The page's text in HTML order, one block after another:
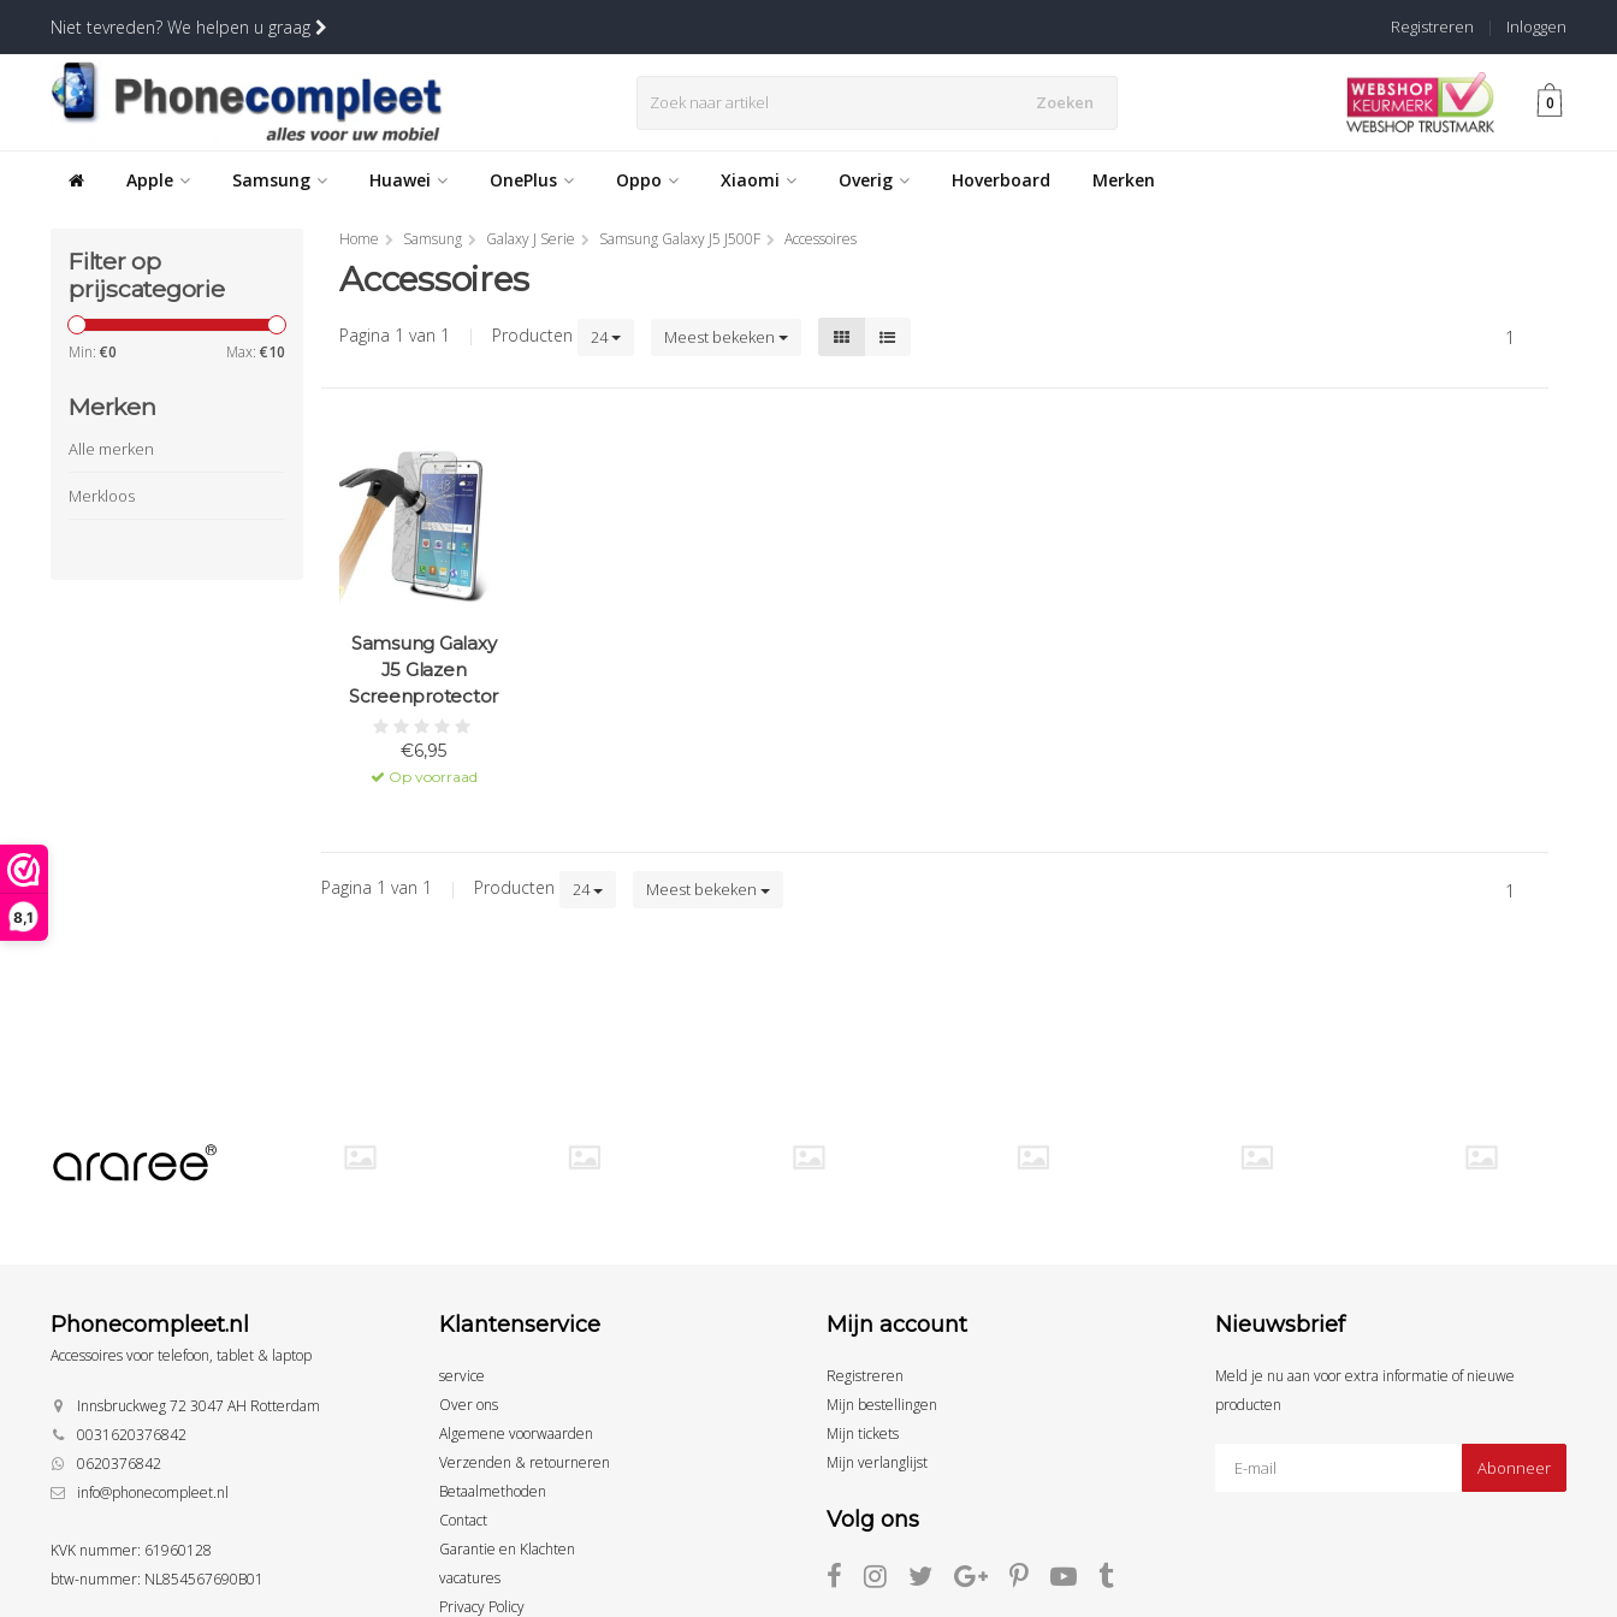
8,1
Niet tevreden? We helpen u graag Inloggen
|
Registreren
Zoeken 0
Apple Samsung Huawei OnePlus Oppo Xiaomi Overig Hoverboard Merken
Filter op
prijscategorie
Min: €0 Max: €10
Merken
Alle merken
Merkloos
Home Samsung Galaxy J Serie Samsung Galaxy J5 J500F Accessoires
Accessoires
Pagina 1 van 1 | Producten 24 Meest bekeken 1
Samsung Galaxy
J5 Glazen
Screenprotector
€6,95
Op voorraad
Pagina 1 van 1 | Producten 24 Meest bekeken 1
Phonecompleet.nl
Accessoires voor telefoon, tablet & laptop
Innsbruckweg 72 3047 AH Rotterdam
0031620376842
0620376842
info@phonecompleet.nl
KVK nummer: 61960128
btw-nummer: NL854567690B01
Klantenservice
service
Over ons
Algemene voorwaarden
Verzenden & retourneren
Betaalmethoden
Contact
Garantie en Klachten
vacatures
Privacy Policy
Mijn account
Registreren
Mijn bestellingen
Mijn tickets
Mijn verlanglijst
Volg ons
Nieuwsbrief
Meld je nu aan voor extra informatie of nieuwe
producten
Abonneer